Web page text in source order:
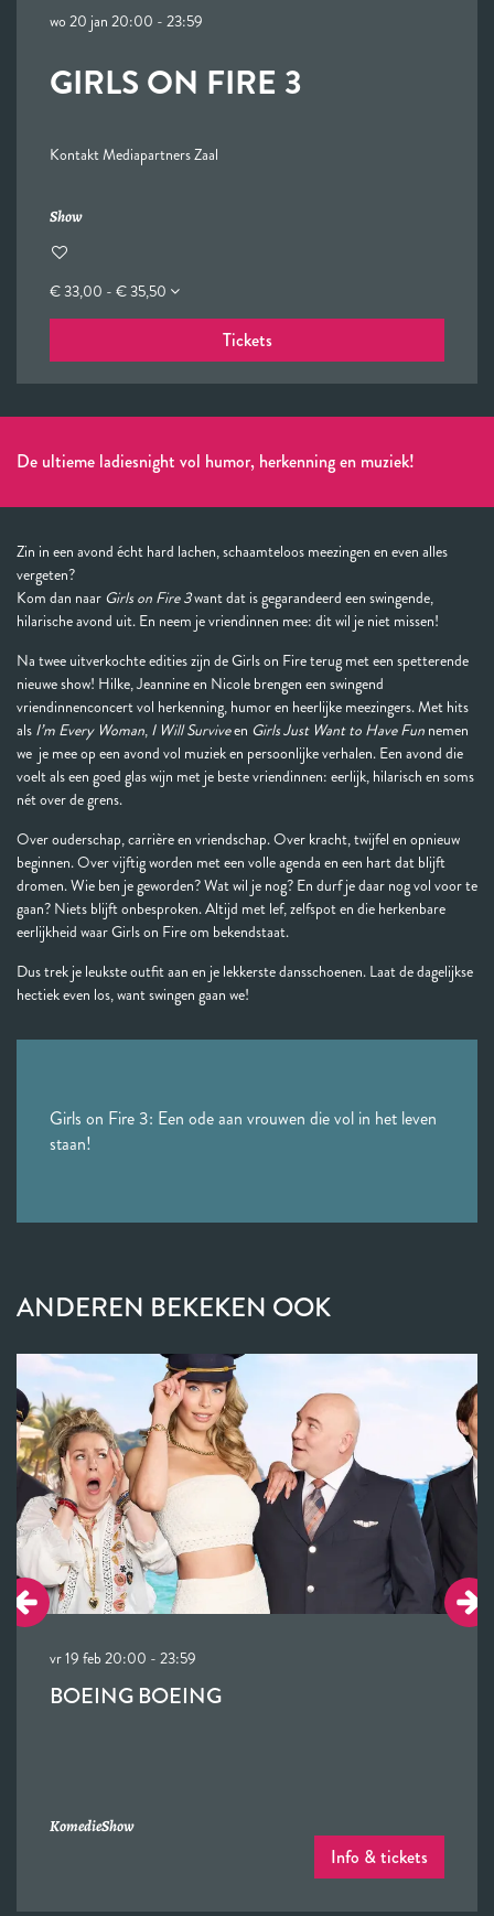
GIRLS ON FIRE 3
wo 20 jan 20:00 - 23:59
Kontakt Mediapartners Zaal
Show
€ 33,00 - € 35,50
Tickets
De ultieme ladiesnight vol humor, herkenning en muziek!
Zin in een avond écht hard lachen, schaamteloos meezingen en even alles
vergeten?
Kom dan naar Girls on Fire 3want dat is gegarandeerd een swingende,
hilarische avond uit. En neem je vriendinnen mee: dit wil je niet missen!
Na twee uitverkochte edities zijn de Girls on Fire terug met een spetterende
nieuwe show! Hilke, Jeannine en Nicole brengen een swingend
vriendinnenconcert vol herkenning, humor en heerlijke meezingers. Met hits
als I’m Every Woman, I Will Surviveen Girls Just Want to Have Fun nemen
we je mee op een avond vol muziek en persoonlijke verhalen. Een avond die
voelt als een goed glas wijn met je beste vriendinnen: eerlijk, hilarisch en soms
nét over de grens.
Over ouderschap, carrière en vriendschap. Over kracht, twijfel en opnieuw
beginnen. Over vijftig worden met een volle agenda en een hart dat blijft
dromen. Wie ben je geworden? Wat wil je nog? En durf je daar nog vol voor te
gaan? Niets blijft onbesproken. Altijd met lef, zelfspot en die herkenbare
eerlijkheid waar Girls on Fire om bekendstaat.
Dus trek je leukste outfit aan en je lekkerste dansschoenen. Laat de dagelijkse
hectiek even los, want swingen gaan we!
Girls on Fire 3: Een ode aan vrouwen die vol in het leven
staan!
ANDEREN BEKEKEN OOK
BOEING BOEING
vr 19 feb 20:00 - 23:59
KomedieShow
Info & tickets